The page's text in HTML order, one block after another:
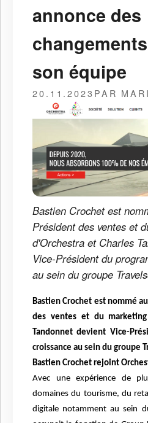
annonce des
son équipe
20.11.2023PAR
Bastien Crochet est
Président des ventes et
d'Orchestra et Charles
Vice-Président du
au sein du groupe
Bastien Crochet est nommé
des ventes et du
Tandonnet devient Vice-
croissance au sein du groupe
Bastien Crochet rejoint
Avec une expérience de
domaines du tourisme, du
digitale notamment au sein